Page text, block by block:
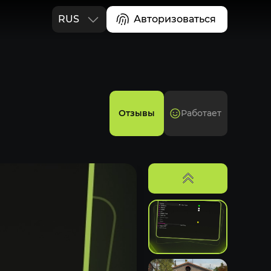
RUS
Авторизоваться
Отзывы Работает